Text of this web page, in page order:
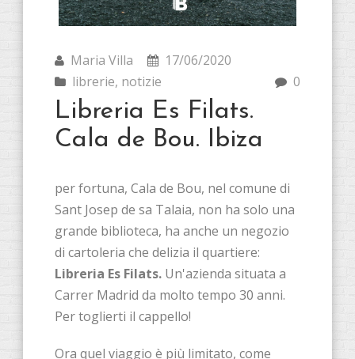
Maria Villa
17/06/2020
librerie, notizie 0
Libreria Es Filats.
Cala de Bou. Ibiza
per fortuna, Cala de Bou, nel comune di
Sant Josep de sa Talaia, non ha solo una
grande biblioteca, ha anche un negozio
di cartoleria che delizia il quartiere:
Libreria Es Filats. Un'azienda situata a
Carrer Madrid da molto tempo 30 anni.
Per toglierti il ​​cappello!
Ora quel viaggio è più limitato, come